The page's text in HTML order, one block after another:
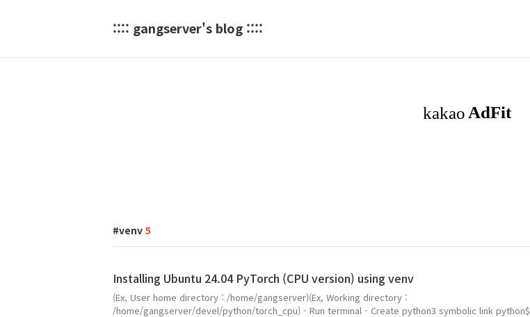
:::: gangserver's blog ::::
venv 5
Installing Ubuntu 24.04 PyTorch (CPU version) using venv
(Ex, User home directory : /home/gangserver)(Ex, Working directory :
/home/gangserver/devel/python/torch_cpu) - Run terminal - Create python3 symbolic link python$